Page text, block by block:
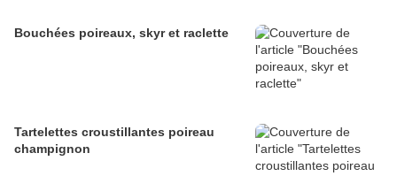
Bouchées poireaux, skyr et raclette
Tartelettes croustillantes poireau
champignon